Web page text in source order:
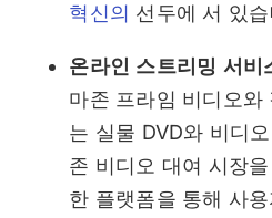
혁신의 선두에 서 있
온라인 스트리밍 서비
마존 프라임 비디오와
는 실물 DVD와 비디
존 비디오 대여 시장
한 플랫폼을 통해 사